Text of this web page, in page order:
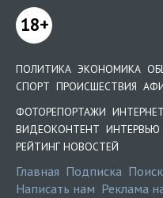
18+
ПОЛИТИКА ЭКОНОМИКА
СПОРТ ПРОИСШЕСТВИЯ
ФОТОРЕПОРТАЖИ
ВИДЕОКОНТЕНТ ИНТЕРВЬЮ
РЕЙТИНГ НОВОСТЕЙ
Главная Подписка Поиск
Написать нам Реклама